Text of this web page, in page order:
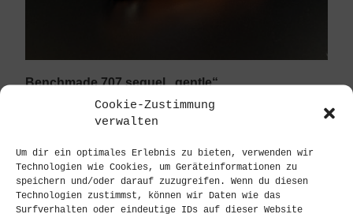
Cookie-Zustimmung
verwalten
Um dir ein optimales Erlebnis zu bieten, verwenden wir
Technologien wie Cookies, um Geräteinformationen zu
speichern und/oder darauf zuzugreifen. Wenn du diesen
Technologien zustimmst, können wir Daten wie das
Surfverhalten oder eindeutige IDs auf dieser Website
Benchmade 707 sequel „gentle“
Bei Benchmade gehört die Griptilian Line sowie
das 710 aus der Feder von McHenry & Williams
muss allerdings ebenfalls genannt werden, wenn
man ...